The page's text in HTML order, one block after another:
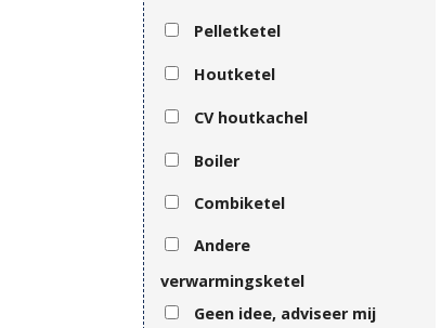
Pelletketel
Houtketel
CV houtkachel
Boiler
Combiketel
Andere
verwarmingsketel
Geen idee, adviseer mij